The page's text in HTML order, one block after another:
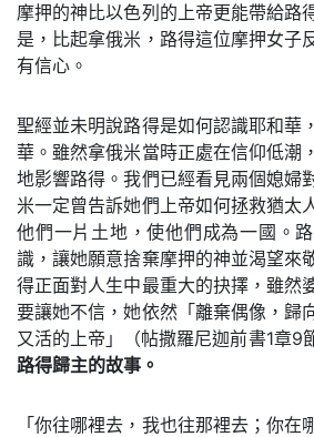
摩押的神比以色列的上帝更能帶給路
是，比起拿俄米，路得這位摩押女子
有信心。
聖經並未明說路得是如何認識耶和華
華。雖然拿俄米當時正處在信仰低潮
地影響路得。我們已經看見兩個媳婦
米一定曾告訴她們上帝如何拯救猶太
他們一片土地，使他們成為一國。
識，讓她願意捨棄摩押的神並渴望來
得正面對人生中最重大的抉擇，雖然
要讓她不信，她依然「離棄偶像，歸
又活的上帝」（帖撒羅尼迦前書1章9
路得歸主的故事。
「你往哪裡去，我也往那裡去；你在